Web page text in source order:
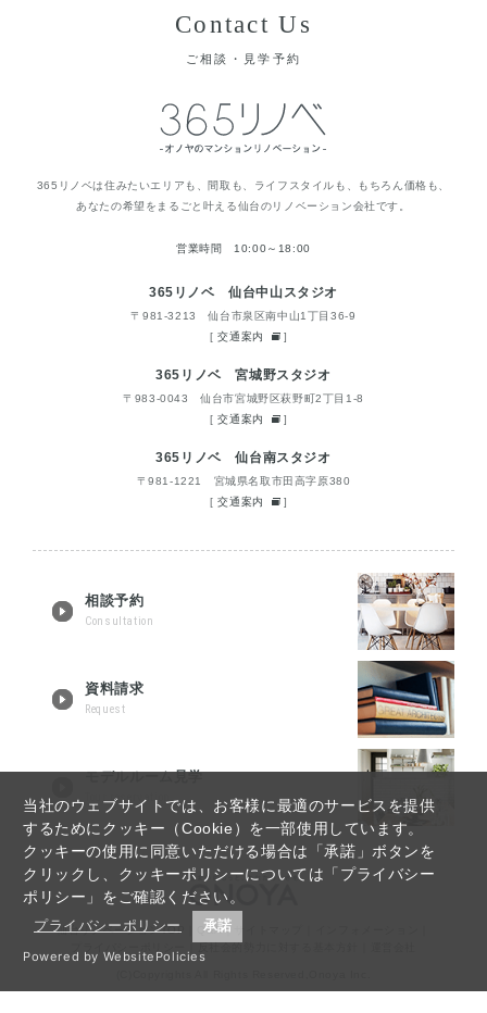
当社のウェブサイトでは、お客様に最適のサービスを提供
するためにクッキー（Cookie）を一部使用しています。
クッキーの使用に同意いただける場合は「承諾」ボタンを
クリックし、クッキーポリシーについては「プライバシー
ポリシー」をご確認ください。
プライバシーポリシー
承諾
Powered by WebsitePolicies
Contact Us
ご相談・見学予約
365リノベは住みたいエリアも、間取も、ライフスタイルも、もちろん価格も、
あなたの希望をまるごと叶える仙台のリノベーション会社です。
営業時間 10:00～18:00
365リノベ 仙台中山スタジオ
〒981-3213 仙台市泉区南中山1丁目36-9
[交通案内 ]
365リノベ 宮城野スタジオ
〒983-0043 仙台市宮城野区萩野町2丁目1-8
[交通案内 ]
365リノベ 仙台南スタジオ
〒981-1221 宮城県名取市田高字原380
[交通案内 ]
相談予約
Consultation
資料請求
Request
モデルルーム見学
Tour reservation
仙台リノベーションTOP Q&A｜